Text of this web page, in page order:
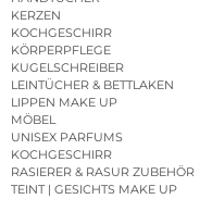
KERZEN
KOCHGESCHIRR
KÖRPERPFLEGE
KUGELSCHREIBER
LEINTÜCHER & BETTLAKEN
LIPPEN MAKE UP
MÖBEL
UNISEX PARFUMS
KOCHGESCHIRR
RASIERER & RASUR ZUBEHÖR
TEINT | GESICHTS MAKE UP